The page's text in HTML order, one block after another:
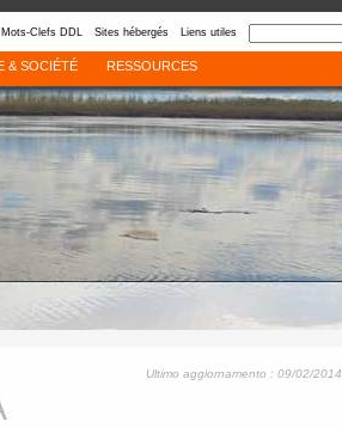
Mots-Clefs DDL Sites hébergés Liens utiles
& SOCIÉTÉ RESSOURCES
Ultimo aggiornamento : 09/02/2014